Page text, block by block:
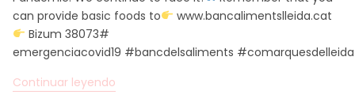
can provide basic foods to
www.bancalimentslleida.cat
Bizum 38073#
emergenciacovid19 #bancdelsaliments
Continuar leyendo